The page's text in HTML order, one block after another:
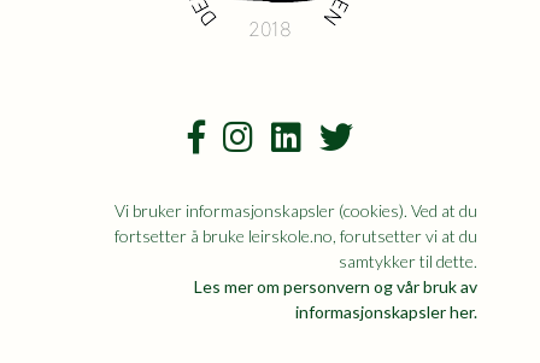
2018
Vi bruker informasjonskapsler (cookies). Ved at du
fortsetter å bruke leirskole.no, forutsetter vi at du
samtykker til dette.
Les mer om personvern og vår bruk av
informasjonskapsler her.